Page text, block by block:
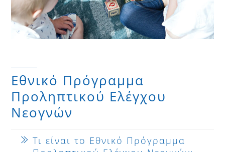
Εθνικό Πρόγραμμα
Προληπτικού Ελέγχου
Νεογνών
Τι είναι το Εθνικό Πρόγραμμα